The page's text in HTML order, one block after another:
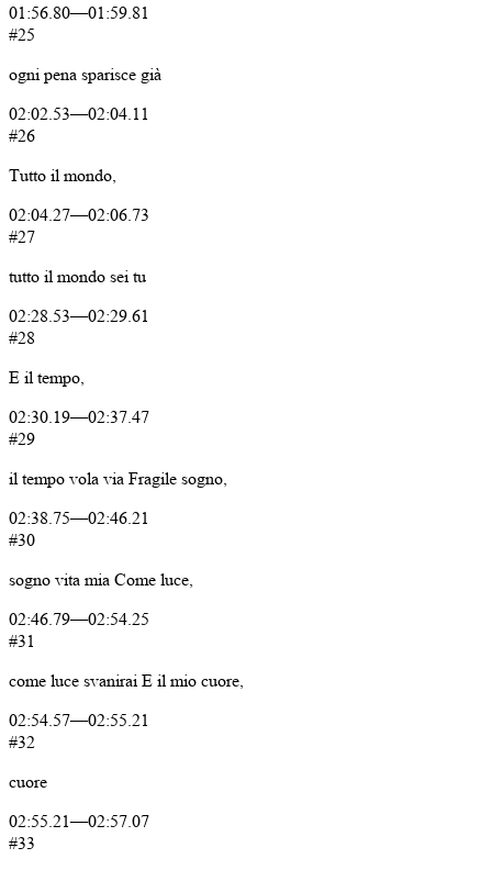
01:56.80—01:59.81
#25
ogni pena sparisce già
02:02.53—02:04.11
#26
Tutto il mondo,
02:04.27—02:06.73
#27
tutto il mondo sei tu
02:28.53—02:29.61
#28
E il tempo,
02:30.19—02:37.47
#29
il tempo vola via Fragile sogno,
02:38.75—02:46.21
#30
sogno vita mia Come luce,
02:46.79—02:54.25
#31
come luce svanirai E il mio cuore,
02:54.57—02:55.21
#32
cuore
02:55.21—02:57.07
#33